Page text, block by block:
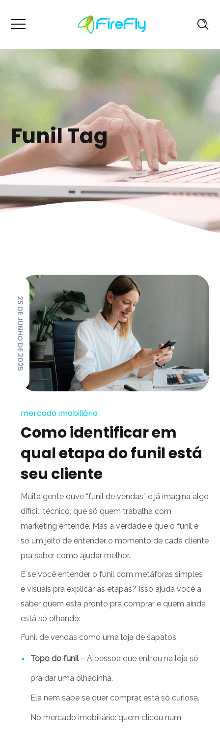
Funil Tag
25 DE JUNHO DE 2025
mercado imobiliário
Como identificar em
qual etapa do funil está
seu cliente
Muita gente ouve “funil de vendas” e já imagina algo
difícil, técnico, que só quem trabalha com
marketing entende. Mas a verdade é que o funil é
só um jeito de entender o momento de cada cliente
pra saber como ajudar melhor.
E se você entender o funil com metáforas simples
e visuais pra explicar as etapas? Isso ajuda você a
saber quem está pronto pra comprar e quem ainda
está só olhando:
Funil de vendas como uma loja de sapatos
Topo do funil– A pessoa que entrou na loja só
pra dar uma olhadinha.
Ela nem sabe se quer comprar, está só curiosa.
No mercado imobiliário: quem clicou num